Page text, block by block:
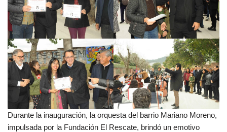
Durante la inauguración, la orquesta del barrio Mariano Moreno,
impulsada por la Fundación El Rescate, brindó un emotivo